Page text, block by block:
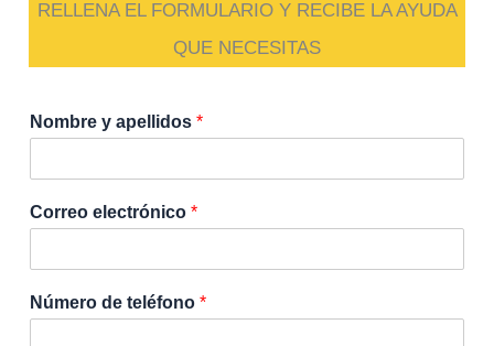
RELLENA EL FORMULARIO Y RECIBE LA AYUDA
QUE NECESITAS
Nombre y apellidos*
Correo electrónico*
Número de teléfono*